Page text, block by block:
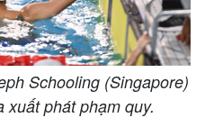
Schooling (Singapore)
xuất phát phạm quy.